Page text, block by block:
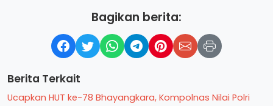
Bagikan berita:
Berita Terkait
Ucapkan HUT ke-78 Bhayangkara, Kompolnas Nilai Polri